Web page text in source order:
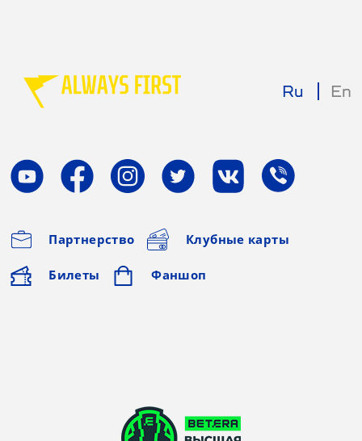
Ru En
Партнерство Клубные карты
Билеты Фаншоп